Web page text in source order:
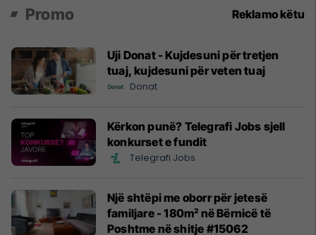
Promo Reklamo këtu
Uji Donat - Kujdesuni për tretjen
tuaj, kujdesuni për veten tuaj
Donat
Kërkon punë? Telegrafi Jobs sjell
konkurset e fundit
Telegrafi Jobs
Një shtëpi me oborr për jetesë
familjare - 180m² në Bërnicë të
Poshtme në shitje #15062